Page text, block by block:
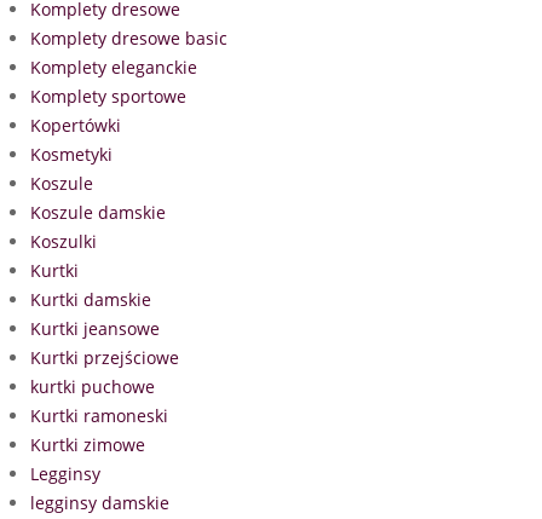
Komplety dresowe
Komplety dresowe basic
Komplety eleganckie
Komplety sportowe
Kopertówki
Kosmetyki
Koszule
Koszule damskie
Koszulki
Kurtki
Kurtki damskie
Kurtki jeansowe
Kurtki przejściowe
kurtki puchowe
Kurtki ramoneski
Kurtki zimowe
Legginsy
legginsy damskie